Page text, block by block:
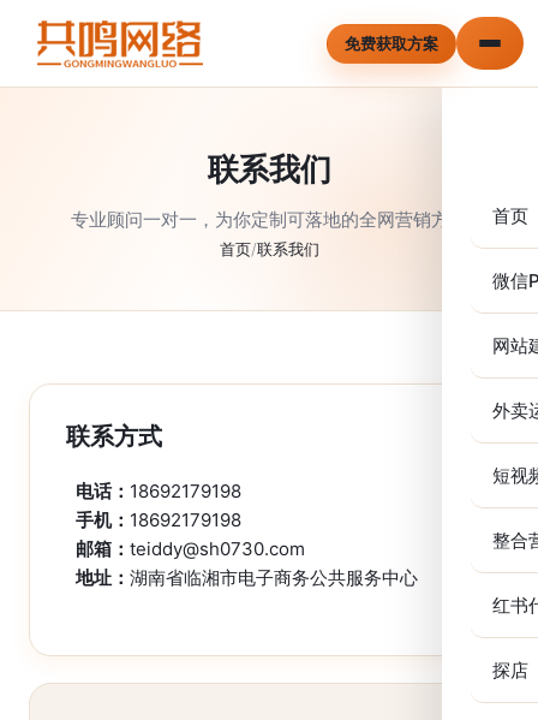
免费获取方案
首页
微信
网站
外卖
短视
整合
红书
探店
联系我们
专业顾问一对一，为你定制可落地的全网营销方案
首页/联系我们
联系方式
电话： 18692179198
手机： 18692179198
邮箱： teiddy@sh0730.com
地址： 湖南省临湘市电子商务公共服务中心